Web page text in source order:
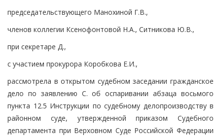
председательствующего Манохиной Г.В.,
членов коллегии Ксенофонтовой Н.А., Ситникова Ю.В.,
при секретаре Д.,
с участием прокурора Коробкова Е.И.,
рассмотрела в открытом судебном заседании гражданское
дело по заявлению С. об оспаривании абзаца восьмого
пункта 12.5 Инструкции по судебному делопроизводству в
районном суде, утвержденной приказом Судебного
департамента при Верховном Суде Российской Федерации